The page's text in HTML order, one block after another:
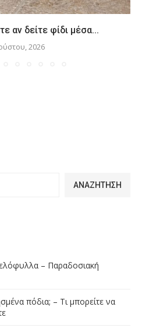
αν δείτε φίδι μέσα...
2026
ΑΝΑΖΉΤΗΣΗ
– Παραδοσιακή
πόδια; – Τι μπορείτε να